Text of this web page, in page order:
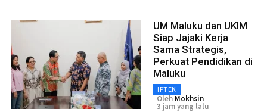
UM Maluku dan UKIM
Siap Jajaki Kerja
Sama Strategis,
Perkuat Pendidikan di
Maluku
IPTEK
Oleh Mokhsin
3 jam yang lalu